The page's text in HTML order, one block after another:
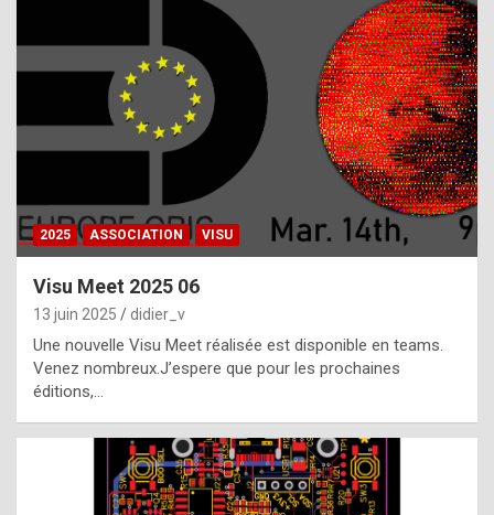
h
a
t
t
e
b
e
2025 ASSOCIATION VISU
Visu Meet 2025 06
13 juin 2025 didier_v
Une nouvelle Visu Meet réalisée est disponible en teams.
Venez nombreux.J’espere que pour les prochaines
éditions,…